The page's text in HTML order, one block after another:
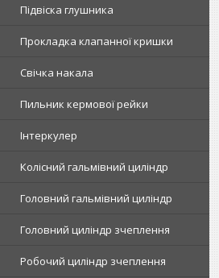
Підвіска глушника
Прокладка клапанної кришки
Свічка накала
Пильник кермової рейки
Інтеркулер
Колісний гальмівний циліндр
Головний гальмівний циліндр
Головний циліндр зчеплення
Робочий циліндр зчеплення